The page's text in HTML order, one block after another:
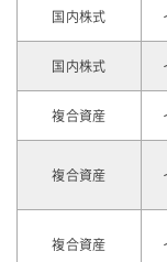
国内株式
国内株式
複合資産
複合資産
複合資産